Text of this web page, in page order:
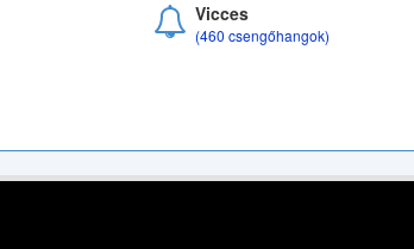
Vicces
(460 csengőhangok)